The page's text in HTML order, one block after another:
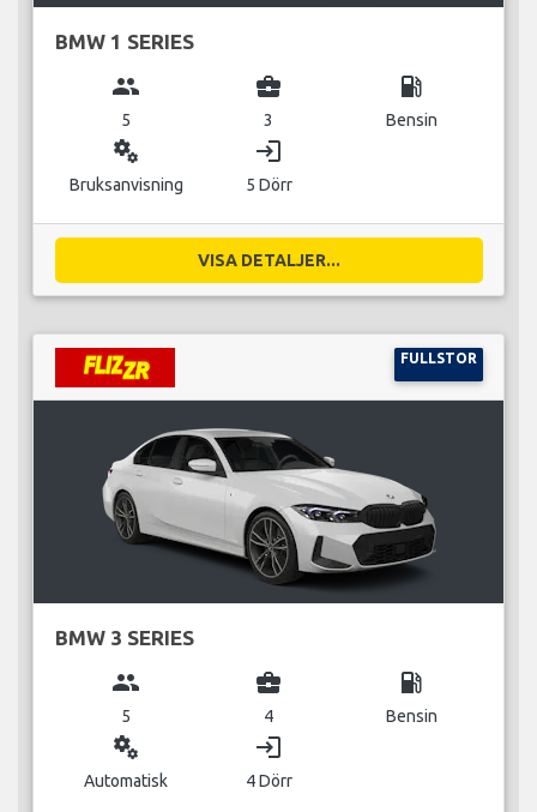
BMW 1 SERIES
group
5
business_center
3
local_gas_station
Bensin
miscellaneous_services
Bruksanvisning
login
5 Dörr
VISA DETALJER...
FULLSTOR
BMW 3 SERIES
group
5
business_center
4
local_gas_station
Bensin
miscellaneous_services
Automatisk
login
4 Dörr